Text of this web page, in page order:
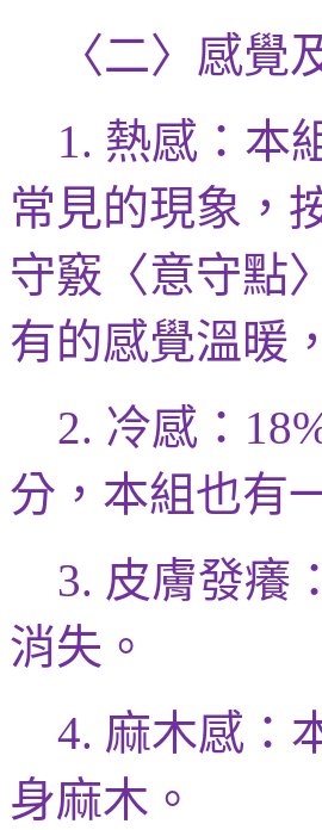
〈二〉感覺
1. 熱感： 本
常見的現象，
守竅〈意守點
有的感覺溫暖
2. 冷感：
分， 本組也有
3. 皮膚發癢：
消失。
4. 麻木感：
身麻木。